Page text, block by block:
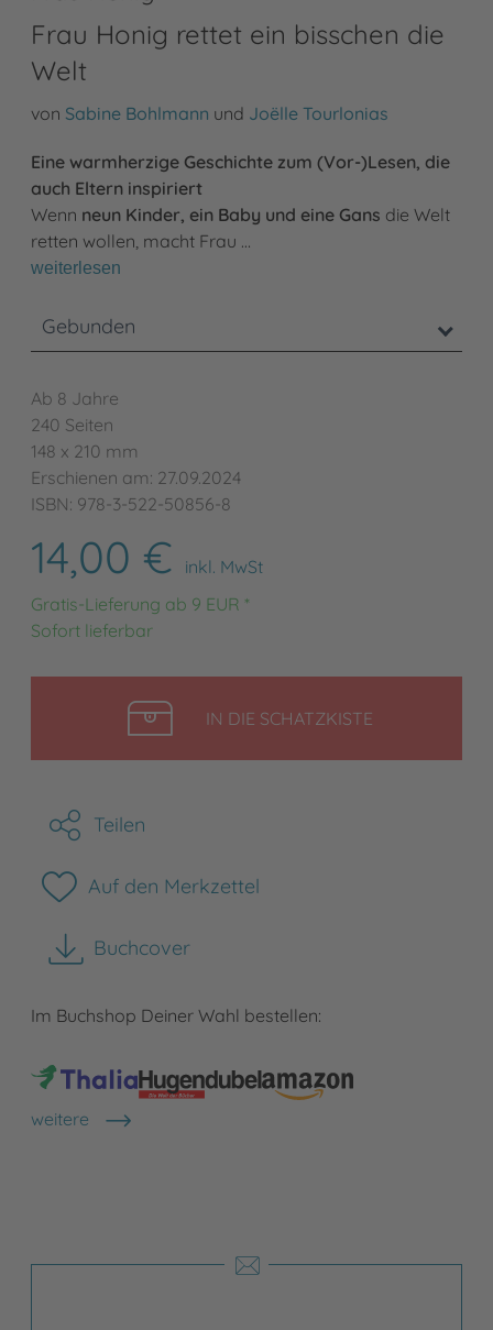
Frau Honig rettet ein bisschen die
Welt
von Sabine Bohlmann und Joëlle Tourlonias
Eine warmherzige Geschichte zum (Vor-)Lesen, die
auch Eltern inspiriert
Wenn neun Kinder, ein Baby und eine Gans die Welt
retten wollen, macht Frau …
weiterlesen
Gebunden
Ab 8 Jahre
240 Seiten
148 x 210 mm
Erschienen am: 27.09.2024
ISBN: 978-3-522-50856-8
14,00 €
inkl. MwSt
Gratis-Lieferung ab 9 EUR *
Sofort lieferbar
IN DIE SCHATZKISTELEGEN
Teilen
Auf den Merkzettel
Buchcover
herunterladen
Im Buchshop Deiner Wahl bestellen:
weitere
Shops anzeigen